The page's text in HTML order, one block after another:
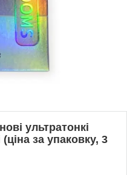
ультратонкі
за упаковку, 3